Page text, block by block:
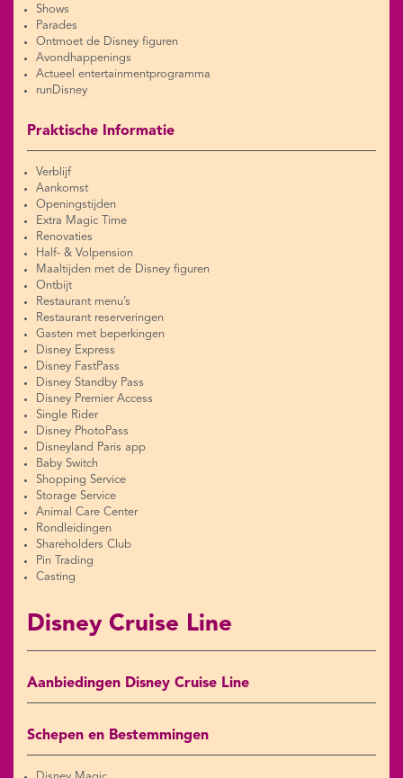
Shows
Parades
Ontmoet de Disney figuren
Avondhappenings
Actueel entertainmentprogramma
runDisney
Praktische Informatie
Verblijf
Aankomst
Openingstijden
Extra Magic Time
Renovaties
Half- & Volpension
Maaltijden met de Disney figuren
Ontbijt
Restaurant menu’s
Restaurant reserveringen
Gasten met beperkingen
Disney Express
Disney FastPass
Disney Standby Pass
Disney Premier Access
Single Rider
Disney PhotoPass
Disneyland Paris app
Baby Switch
Shopping Service
Storage Service
Animal Care Center
Rondleidingen
Shareholders Club
Pin Trading
Casting
Disney Cruise Line
Aanbiedingen Disney Cruise Line
Schepen en Bestemmingen